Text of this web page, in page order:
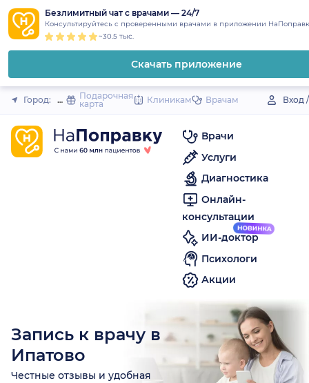
to
content
Безлимитный чат с врачами — 24/7
Консультируйтесь с проверенными врачами в приложении
~30.5 тыс.
Скачать приложение
Закрыть
Город: ИпатовоПодарочная
карта
Клиникам Врачам Вход
Врачи
Услуги
Диагностика
Онлайн-
консультации
ИИ-доктор
Психологи
Акции
Запись к врачу в
Ипатово
Честные отзывы и удобная